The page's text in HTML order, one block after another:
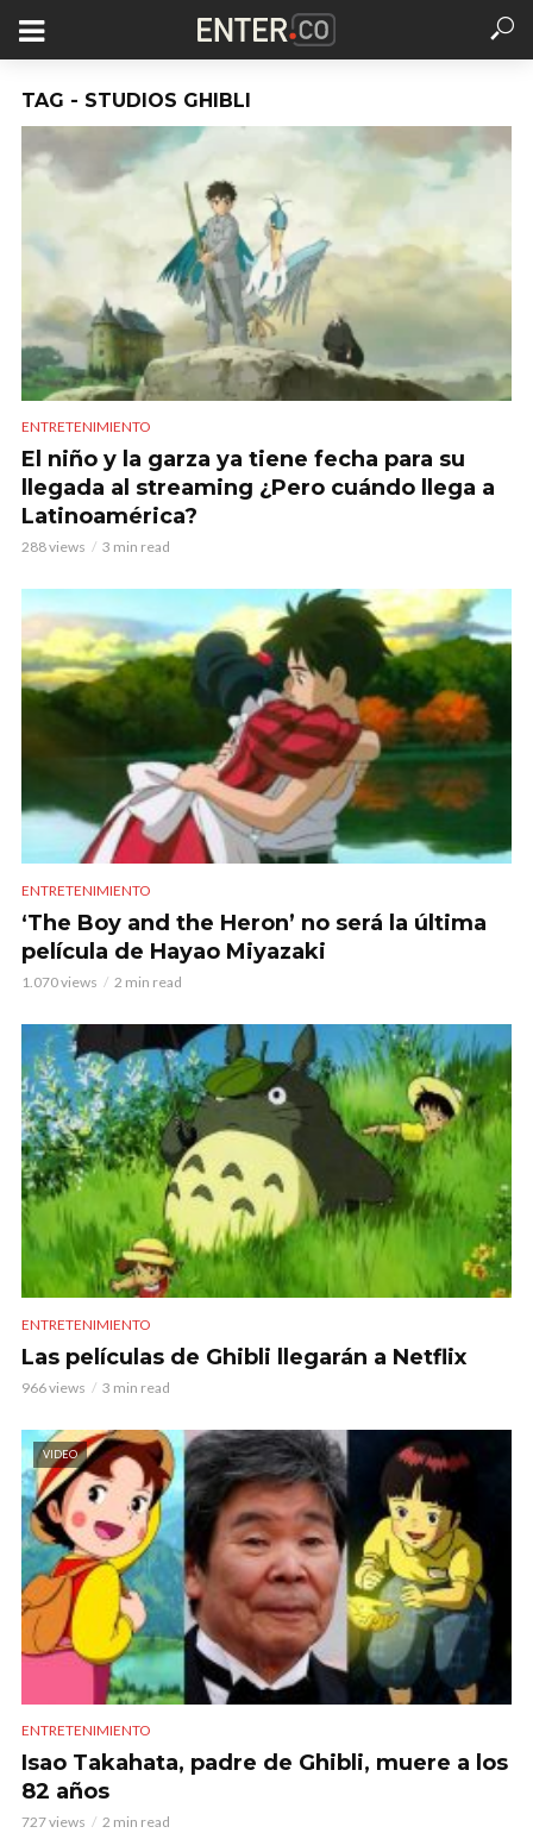
TAG - STUDIOS GHIBLI
ENTRETENIMIENTO
El niño y la garza ya tiene fecha para su
llegada al streaming ¿Pero cuándo llega a
Latinoamérica?
288 views 3 min read
ENTRETENIMIENTO
‘The Boy and the Heron’ no será la última
película de Hayao Miyazaki
1.070 views 2 min read
ENTRETENIMIENTO
Las películas de Ghibli llegarán a Netflix
966 views 3 min read
VIDEO
ENTRETENIMIENTO
Isao Takahata, padre de Ghibli, muere a los
82 años
727 views 2 min read